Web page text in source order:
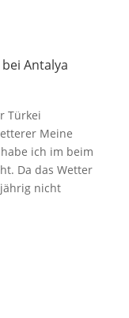
Antalya
Türkei
Meine
ich im beim
Da das Wetter
nicht